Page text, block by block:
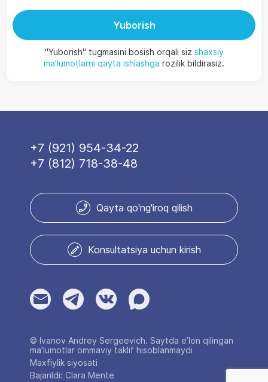
Yuborish
"Yuborish" tugmasini bosish orqali siz shaxsiy
ma’lumotlarni qayta ishlashga rozilik bildirasiz.
+7 (921) 954-34-22
+7 (812) 718-38-48
Qayta qo'ng'iroq qilish
Konsultatsiya uchun kirish
© Ivanov Andrey Sergeevich. Saytda e’lon qilingan
ma’lumotlar ommaviy taklif hisoblanmaydi
Maxfiylik siyosati
Bajarildi: Clara Mente